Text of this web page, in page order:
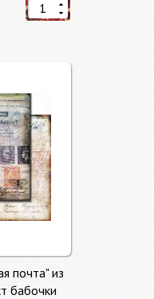
почта" из
бабочки